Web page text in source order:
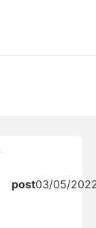
post03/05/